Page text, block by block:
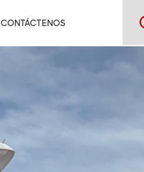
CONTÁCTENOS